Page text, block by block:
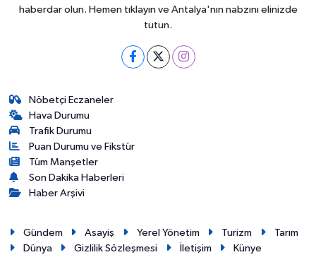
haberdar olun. Hemen tıklayın ve Antalya'nın nabzını elinizde
tutun.
Nöbetçi Eczaneler
Hava Durumu
Trafik Durumu
Puan Durumu ve Fikstür
Tüm Manşetler
Son Dakika Haberleri
Haber Arşivi
Gündem Asayiş Yerel Yönetim Turizm
Tarım
Dünya
Gizlilik Sözleşmesi İletişim Künye